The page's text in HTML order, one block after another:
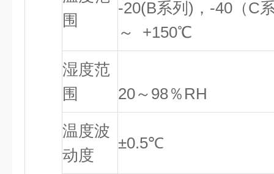
围
-20(B系列)，-40（C
～ +150℃
湿度范
围
20～98％RH
温度波
动度
±0.5℃